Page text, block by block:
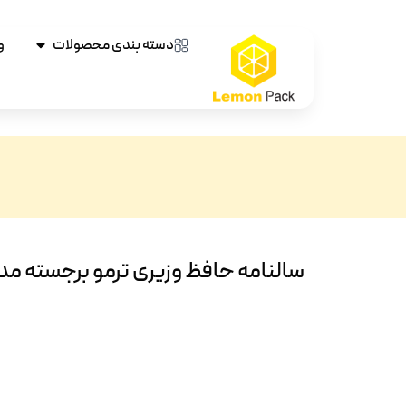
دسته بندی محصولات
سالنامه حافظ وزیری ترمو برجسته